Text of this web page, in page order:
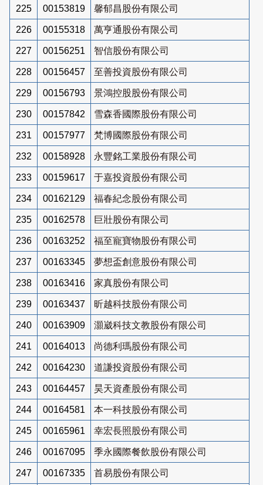
225 00153819 馨郁昌股份有限公司
226 00155318 萬亨通股份有限公司
227 00156251 智信股份有限公司
228 00156457 至善投資股份有限公司
229 00156793 景鴻控股股份有限公司
230 00157842 雪森香國際股份有限公司
231 00157977 梵博國際股份有限公司
232 00158928 永豐銘工業股份有限公司
233 00159617 于嘉投資股份有限公司
234 00162129 福春紀念股份有限公司
235 00162578 巨壯股份有限公司
236 00163252 福至寵寶物股份有限公司
237 00163345 夢想盃創意股份有限公司
238 00163416 家真股份有限公司
239 00163437 昕越科技股份有限公司
240 00163909 灝崴科技文教股份有限公司
241 00164013 尚德利瑪股份有限公司
242 00164230 道謙投資股份有限公司
243 00164457 昊天資產股份有限公司
244 00164581 本一科技股份有限公司
245 00165961 幸宏長照股份有限公司
246 00167095 季永國際餐飲股份有限公司
247 00167335 首易股份有限公司